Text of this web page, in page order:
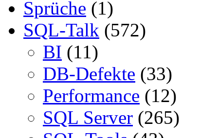
Sprüche (1)
SQL-Talk (572)
BI (11)
DB-Defekte (33)
Performance (12)
SQL Server (265)